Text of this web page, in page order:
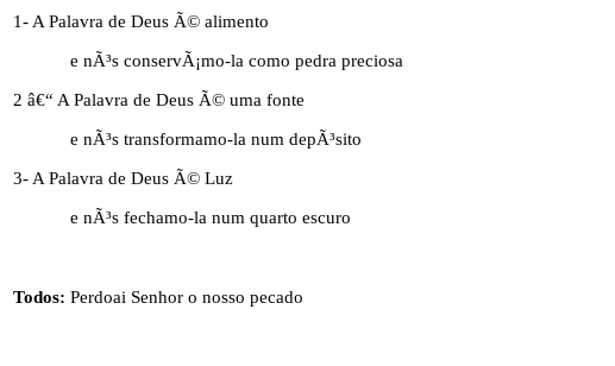
1- A Palavra de Deus Ã© alimento
e nÃ³s conservÃ¡mo-la como pedra preciosa
2 â€“ A Palavra de Deus Ã© uma fonte
e nÃ³s transformamo-la num depÃ³sito
3- A Palavra de Deus Ã© Luz
e nÃ³s fechamo-la num quarto escuro
Todos: Perdoai Senhor o nosso pecado